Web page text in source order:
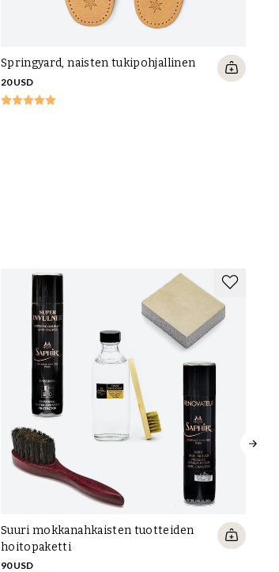
Springyard, naisten tukipohjallinen
20 USD
Suuri mokkanahkaisten tuotteiden
hoitopaketti
90 USD